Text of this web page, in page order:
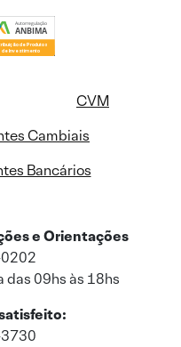
CVM
Cambiais
Bancários
e Orientações
das 09hs às 18hs